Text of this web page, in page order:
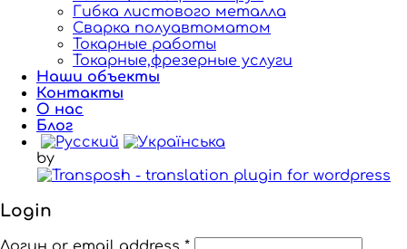
Гибка листового металла
Сварка полуавтоматом
Токарные работы
Токарные,фрезерные услуги
Наши объекты
Контакты
О нас
Блог
by
Login